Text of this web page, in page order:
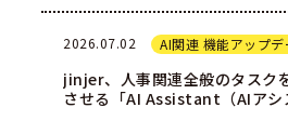
2026.07.02 AI関連 機能アップデ
jinjer、人事関連全般のタスク
させる「AI Assistant（AIアシ